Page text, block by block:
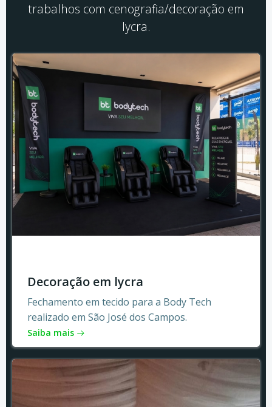
trabalhos com cenografia/decoração em
lycra.
Decoração em lycra
Fechamento em tecido para a Body Tech
realizado em São José dos Campos.
Saiba mais